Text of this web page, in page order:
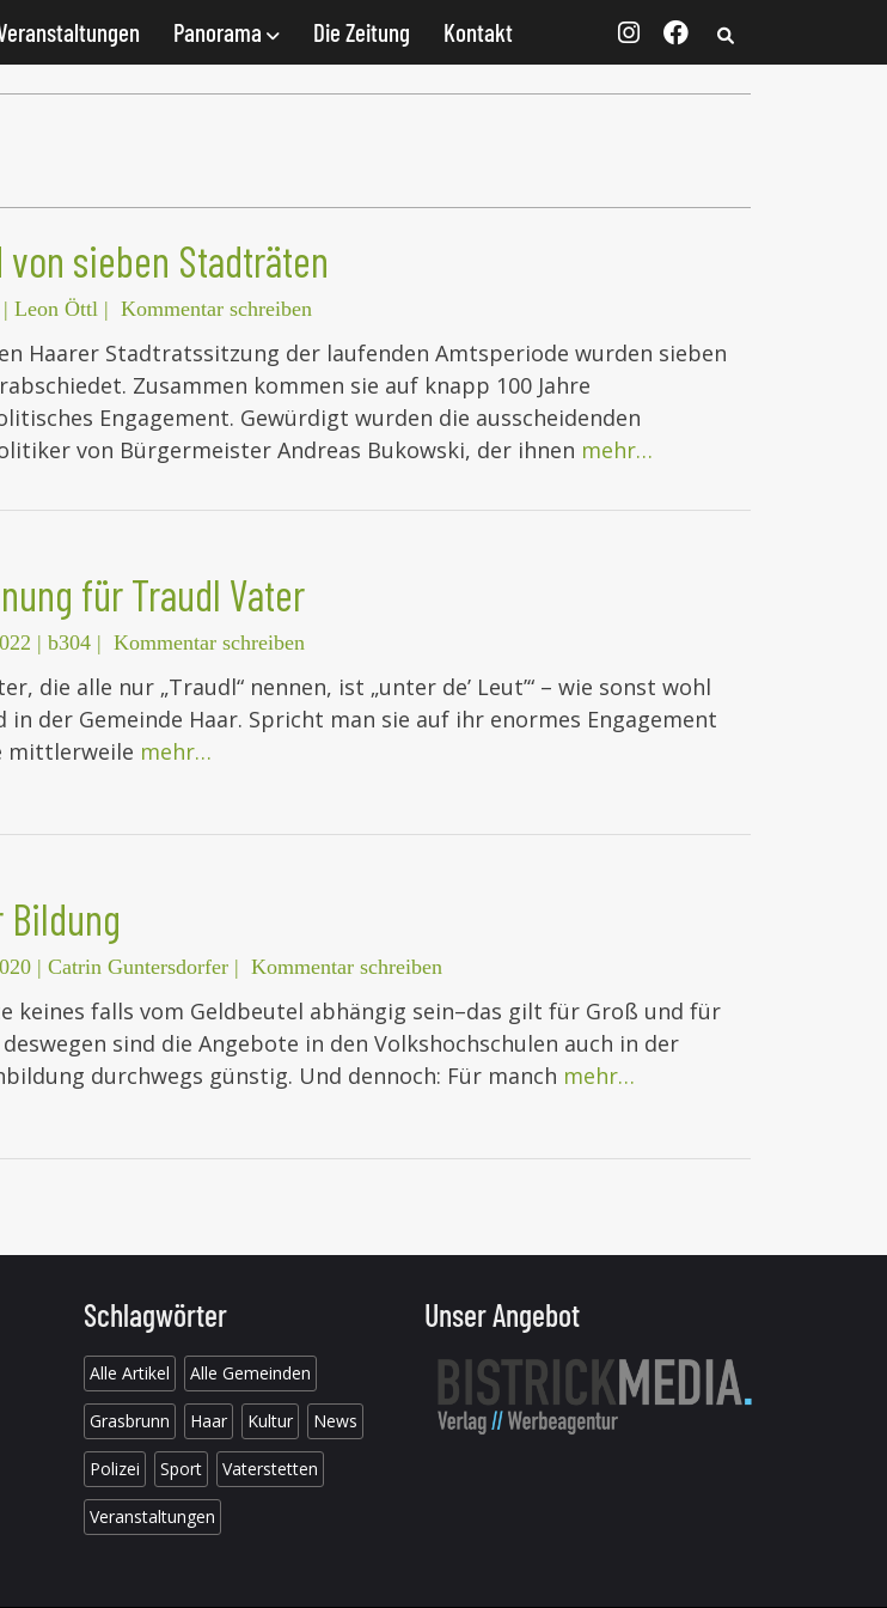
Panorama Die Zeitung Kontakt
sieben Stadträten
| Leon Öttl | Kommentar schreiben
Haarer Stadtratssitzung der laufenden Amtsperiode wurden sieben
Zusammen kommen sie auf knapp 100 Jahre
Engagement. Gewürdigt wurden die ausscheidenden
von Bürgermeister Andreas Bukowski, der ihnen mehr…
für Traudl Vater
| b304 | Kommentar schreiben
die alle nur „Traudl“ nennen, ist „unter de’ Leut’“ – wie sonst wohl
in der Gemeinde Haar. Spricht man sie auf ihr enormes Engagement
mittlerweile mehr…
Bildung
| Catrin Guntersdorfer | Kommentar schreiben
keines falls vom Geldbeutel abhängig sein–das gilt für Groß und für
deswegen sind die Angebote in den Volkshochschulen auch in der
durchwegs günstig. Und dennoch: Für manch mehr…
Schlagwörter
Alle Artikel Alle Gemeinden
Grasbrunn Haar Kultur News
Polizei Sport Vaterstetten
Veranstaltungen
Unser Angebot